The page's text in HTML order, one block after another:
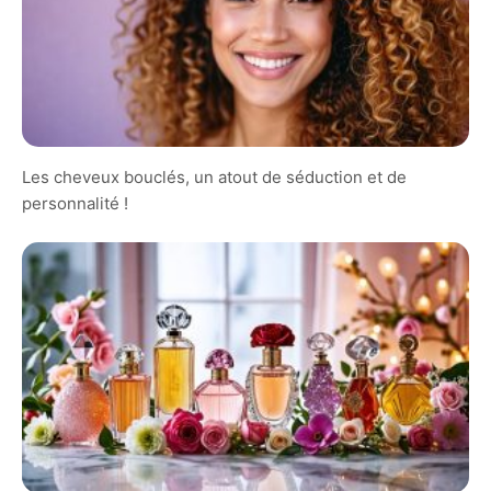
Les cheveux bouclés, un atout de séduction et de
personnalité !